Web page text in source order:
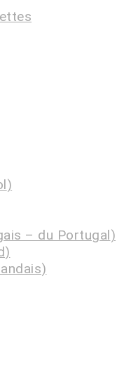
)
– du Portugal)
)
)